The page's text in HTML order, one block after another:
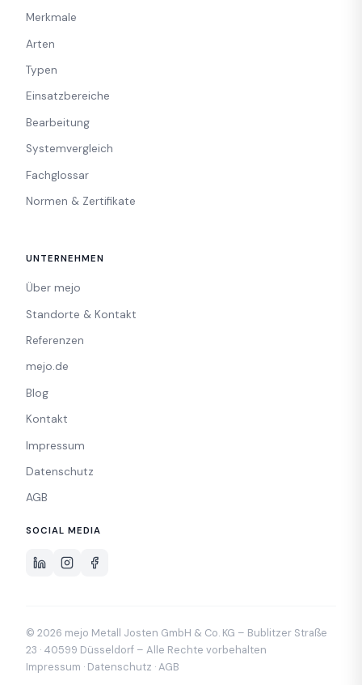
Merkmale
Arten
Typen
Einsatzbereiche
Bearbeitung
Systemvergleich
Fachglossar
Normen & Zertifikate
UNTERNEHMEN
Über mejo
Standorte & Kontakt
Referenzen
mejo.de
Blog
Kontakt
Impressum
Datenschutz
AGB
SOCIAL MEDIA
© 2026 mejo Metall Josten GmbH & Co. KG – Bublitzer Straße
23 · 40599 Düsseldorf – Alle Rechte vorbehalten
Impressum · Datenschutz ·AGB